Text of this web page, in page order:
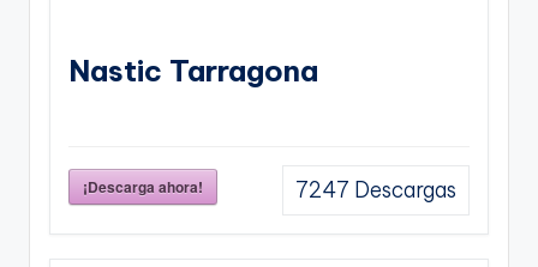
Nastic Tarragona
¡Descarga ahora! 7247 Descargas